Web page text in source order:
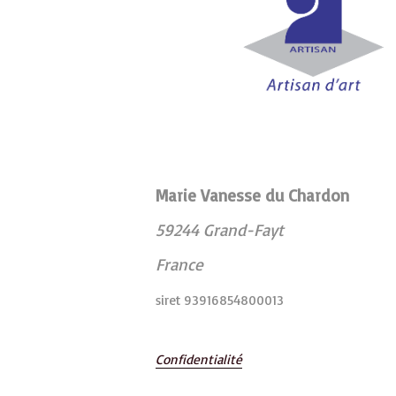
Marie Vanesse du Chardon
59244 Grand-Fayt
France
siret 93916854800013
Confidentialité